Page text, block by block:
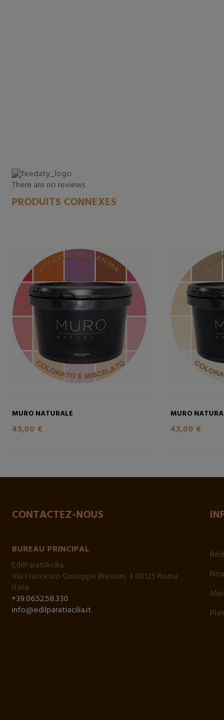
There are no reviews
PRODUITS CONNEXES
MURO NATURALE
43,00 €
MURO
43,00 €
CONTACTEZ-NOUS
BUREAU PRINCIPAL
EdilParatiAcilia
Via Francesco Giuseppe Bressani, 3 00125 Roma
Italia
+39.06.52.58.330
info@edilparatiacilia.it